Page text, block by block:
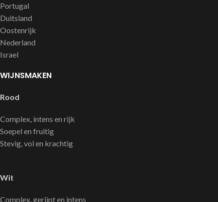
Portugal
Duitsland
Oostenrijk
Nederland
Israel
WIJNSMAKEN
Rood
Complex, intens en rijk
Soepel en fruitig
Stevig, vol en krachtig
Wit
Complex, gerijpt en intens